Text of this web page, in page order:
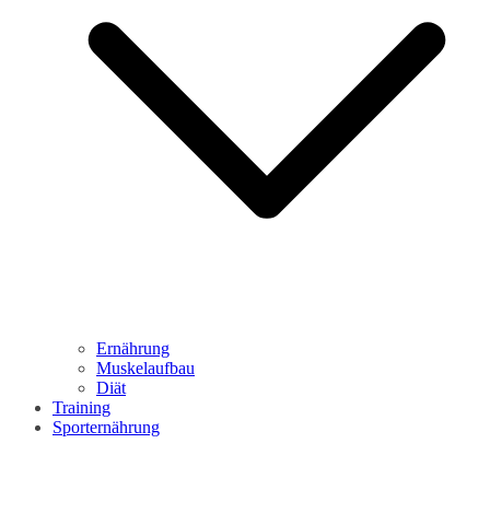
Ernährung
Muskelaufbau
Diät
Training
Sporternährung